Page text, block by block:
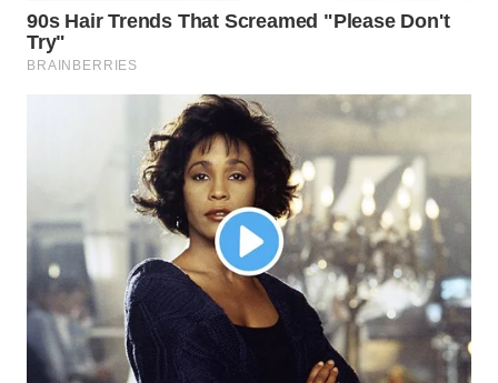
WN
LABUHANBATU
SERDANG
WN
TEBING
TINGGI